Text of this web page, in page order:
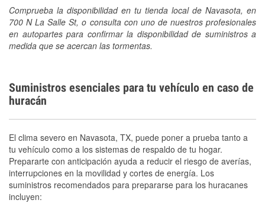
Comprueba la disponibilidad en tu tienda local de Navasota, en
700 N La Salle St, o consulta con uno de nuestros profesionales
en autopartes para confirmar la disponibilidad de suministros a
medida que se acercan las tormentas.
Suministros esenciales para tu vehículo en caso de
huracán
El clima severo en Navasota, TX, puede poner a prueba tanto a
tu vehículo como a los sistemas de respaldo de tu hogar.
Prepararte con anticipación ayuda a reducir el riesgo de averías,
interrupciones en la movilidad y cortes de energía. Los
suministros recomendados para prepararse para los huracanes
incluyen: